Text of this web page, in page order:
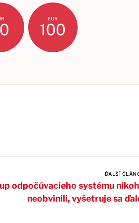
EUR
100
ĎALŠÍ
odpočúvacieho systému
neobvinili, vyšetruje sa